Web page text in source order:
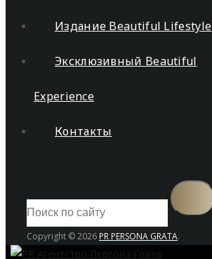
Издание Beautiful Lifestyle
Эксклюзивный Beautiful
Experience
Контакты
Copyright © 2026 PR PERSONA GRATA.